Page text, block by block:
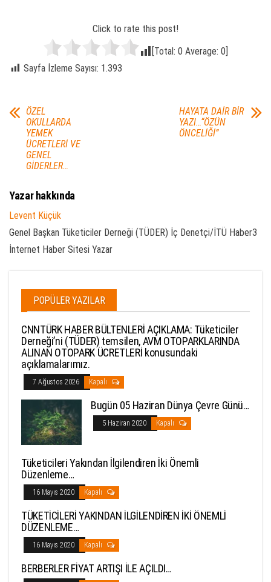
Click to rate this post!
[Total: 0 Average: 0]
Sayfa İzleme Sayısı: 1.393
ÖZEL
OKULLARDA
YEMEK
ÜCRETLERİ VE
GENEL
GİDERLER…
HAYATA DAİR BİR
YAZI…“ÖZÜN
ÖNCELİĞİ”
Yazar hakkında
Levent Küçük
Genel Başkan Tüketiciler Derneği (TÜDER) İç Denetçi/İTÜ Haber3
İnternet Haber Sitesi Yazar
POPÜLER YAZILAR
CNNTÜRK HABER BÜLTENLERİ AÇIKLAMA: Tüketiciler
Derneği’ni (TÜDER) temsilen, AVM OTOPARKLARINDA
ALINAN OTOPARK ÜCRETLERİ konusundaki
açıklamalarımız.
7 Ağustos 2026 Kapalı
Bugün 05 Haziran Dünya Çevre Günü…
5 Haziran 2020 Kapalı
Tüketicileri Yakından İlgilendiren İki Önemli
Düzenleme…
16 Mayıs 2020 Kapalı
TÜKETİCİLERİ YAKINDAN İLGİLENDİREN İKİ ÖNEMLİ
DÜZENLEME…
16 Mayıs 2020 Kapalı
BERBERLER FİYAT ARTIŞI İLE AÇILDI…